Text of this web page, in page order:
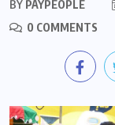
BY PAYPEOPLE
0 COMMENTS